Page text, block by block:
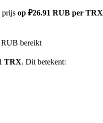
prijs op ₽26.91 RUB per TRX
RUB bereikt
TRX. Dit betekent: